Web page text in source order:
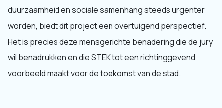
duurzaamheid en sociale samenhang steeds urgenter
worden, biedt dit project een overtuigend perspectief.
Het is precies deze mensgerichte benadering die de jury
wil benadrukken en die STEK tot een richtinggevend
voorbeeld maakt voor de toekomst van de stad.